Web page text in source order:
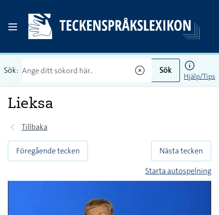
Sök: Sök
Hjälp/Tips
Lieksa
Tillbaka
Föregående tecken
Nästa tecken
Starta autospelning